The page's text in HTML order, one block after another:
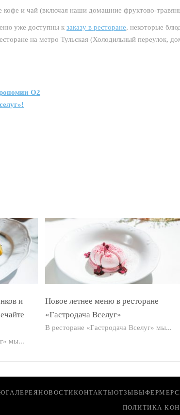
и чай (включая наши домашние фруктово-
уже доступны к заказу в ресторане, некоторые
на метро Тульская (Холодильный переулок,
О2
и
мы...
Новое летнее меню в ресторане
«Гастродача Вселуг»
В ресторане «Гастродача Вселуг» мы...
ГАЛЕРЕЯНОВОСТИКОНТАКТЫОТЗЫВЫ
ПОЛИТИКА